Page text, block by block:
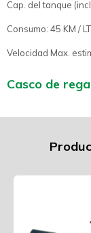
Cap. del tanque
Consumo: 45 KM / LT
Velocidad Max.
Casco de